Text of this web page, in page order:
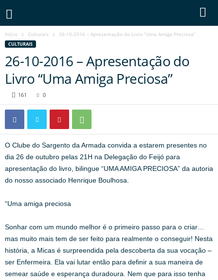
Início Culturais 26-10-2016 – Apresentação do Livro “Uma Amiga Preciosa”
CULTURAIS
26-10-2016 – Apresentação do
Livro “Uma Amiga Preciosa”
161 0
O Clube do Sargento da Armada convida a estarem presentes no
dia 26 de outubro pelas 21H na Delegação do Feijó para
apresentação do livro, bilingue “UMA AMIGA PRECIOSA” da autoria
do nosso associado Henrique Boulhosa.
“Uma amiga preciosa
Sonhar com um mundo melhor é o primeiro passo para o criar…
mas muito mais tem de ser feito para realmente o conseguir! Nesta
história, a Micas é surpreendida pela descoberta da sua vocação –
ser Enfermeira. Ela vai lutar então para definir a sua maneira de
semear saúde e esperança duradoura. Nem que para isso tenha